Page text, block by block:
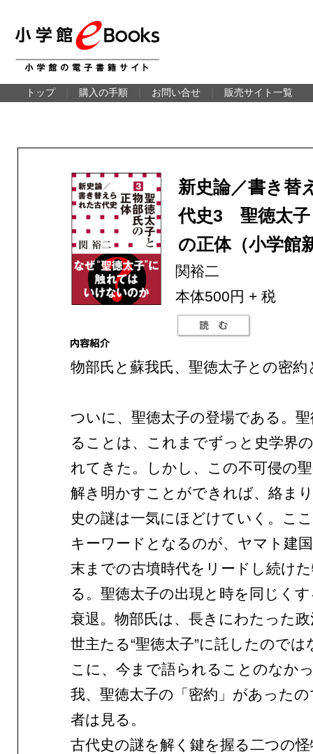
トップ 購入の手順 お問い合せ 販売サイト一覧
新史論／書き替
代史3 聖徳太子
の正体（小学館
関裕二
本体500円 + 税
物部氏と蘇我氏、聖徳太子との密約
ついに、聖徳太子の登場である。
ることは、これまでずっと史学界
れてきた。しかし、この不可侵の
解き明かすことができれば、絡ま
史の謎は一気にほどけていく。こ
キーワードとなるのが、ヤマト建
末までの古墳時代をリードし続け
る。聖徳太子の出現と時を同じく
衰退。物部氏は、長きにわたった
世主たる“聖徳太子”に託したのでは
こに、今まで語られることのなか
我、聖徳太子の「密約」があった
者は見る。
古代史の謎を解く鍵を握る二つの